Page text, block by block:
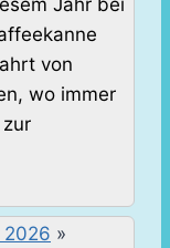
Jahr bei
von
wo immer
2026 »